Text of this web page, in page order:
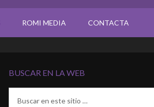
ROMI MEDIA CONTACTA
BUSCAR EN LA WEB